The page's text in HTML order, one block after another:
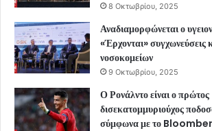
8 Οκτωβρίου, 2025
Αναδιαμορφώνεται ο
«Έρχονται» συγχωνεύσεις
νοσοκομείων
9 Οκτωβρίου, 2025
Ο Ρονάλντο είναι ο πρώτος
δισεκατομμυριούχος
σύμφωνα με το